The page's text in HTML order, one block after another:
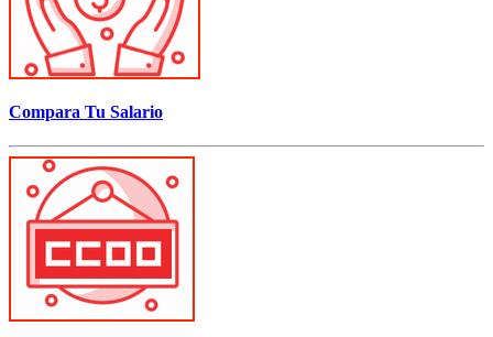
Compara Tu Salario